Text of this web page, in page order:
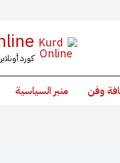
كورد
وفن منبر السياسية